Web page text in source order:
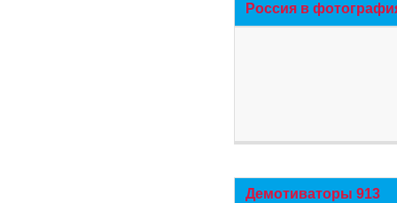
Россия в
Демотиваторы 913